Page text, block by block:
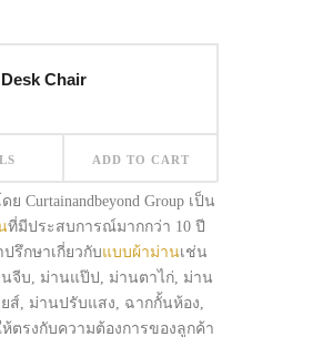
Chair
ADD TO CART
ย Curtainandbeyond Group เป็น
ที่มีประสบการณ์มากกว่า 10 ปี
รึกษาเกี่ยวกับแบบผ้าม่านเช่น
จีบ, ม่านแป๊ป, ม่านตาไก่, ม่าน
ส์, ม่านปรับแสง, ฉากกั้นห้อง,
ห้ตรงกับความต้องการของลูกค้า